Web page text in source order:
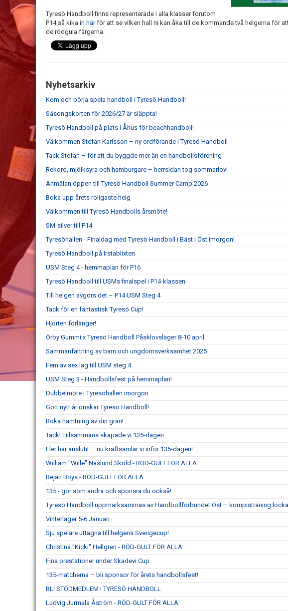
Tyresö Handboll finns representerade i alla klasser förutom
P14 så kika in härför att se vilken hall ni kan åka till de kommande två helgerna för
de rödgula färgerna.
Nyhetsarkiv
Kom och börja spela handboll i Tyresö Handboll!
Säsongskorten för 2026/27 är släppta!
Tyresö Handboll på plats i Åhus för beachhandboll!
Välkommen Stefan Karlsson – ny ordförande i Tyresö Handboll
Tack Stefan – för att du byggde mer än en handbollsförening
Rekord, mjölksyra och hamburgare – herrsidan tog sommarlov!
Anmälan öppen till Tyresö Handboll Summer Camp 2026
Boka upp årets roligaste helg
Välkommen till Tyresö Handbolls årsmöte!
SM-silver till P14
Tyresöhallen - Finaldag med Tyresö Handboll i Bäst i Öst imorgon!
Tyresö Handboll på Irstablixten
USM Steg 4 - hemmaplan för P16
Tyresö Handboll till USMs finalspel i P14-klassen
Till helgen avgörs det – P14 USM Steg 4
Tack för en fantastisk Tyresö Cup!
Hjorten förlänger!
Örby Gummi x Tyresö Handboll Påsklovsläger 8-10 april
Sammanfattning av barn och ungdomsverksamhet 2025
Fem av sex lag till USM steg 4
USM Steg 3 - Handbollsfest på hemmaplan!
Dubbelmöte i Tyresöhallen imorgon
Gott nytt år önskar Tyresö Handboll!
Boka hämtning av din gran!
Tack! Tillsammans skapade vi 135-dagen
Fler har anslutit – nu kraftsamlar vi inför 135-dagen!
William "Wille" Näslund Sköld - RÖD-GULT FÖR ALLA
Bejan Boys - RÖD-GULT FÖR ALLA
135 - gör som andra och sponsra du också!
Tyresö Handboll uppmärksammas av Handbollförbundet Öst – kompisträning
Vinterläger 5-6 Januari
Sju spelare uttagna till helgens Sverigecup!
Christina "Kicki" Hellgren - RÖD-GULT FÖR ALLA
Fina prestationer under Skadevi Cup
135-matcherna – bli sponsor för årets handbollsfest!
BLI STÖDMEDLEM I TYRESÖ HANDBOLL
Ludvig Jurmala Åström - RÖD-GULT FÖR ALLA